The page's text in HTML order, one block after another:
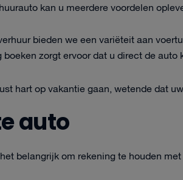
kan u meerdere voordelen
bieden we een variëteit aan
zorgt ervoor dat u direct de
hart op vakantie gaan, wetende dat
auto
belangrijk om rekening te houden